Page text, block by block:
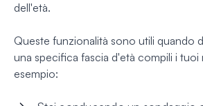
dell'età.
Queste funzionalità sono utili quando
una specifica fascia d'età compili i tuoi
esempio: